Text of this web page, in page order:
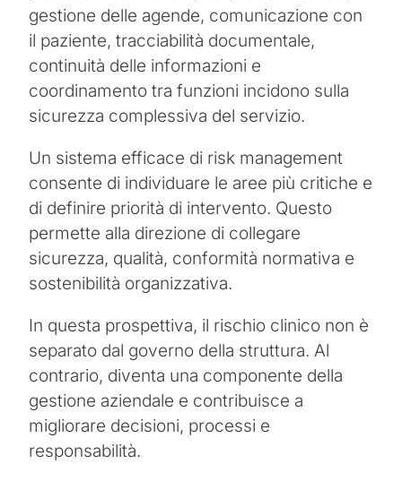
gestione delle agende, comunicazione con
il paziente, tracciabilità documentale,
continuità delle informazioni e
coordinamento tra funzioni incidono sulla
sicurezza complessiva del servizio.
Un sistema efficace di risk management
consente di individuare le aree più critiche e
di definire priorità di intervento. Questo
permette alla direzione di collegare
sicurezza, qualità, conformità normativa e
sostenibilità organizzativa.
In questa prospettiva, il rischio clinico non è
separato dal governo della struttura. Al
contrario, diventa una componente della
gestione aziendale e contribuisce a
migliorare decisioni, processi e
responsabilità.